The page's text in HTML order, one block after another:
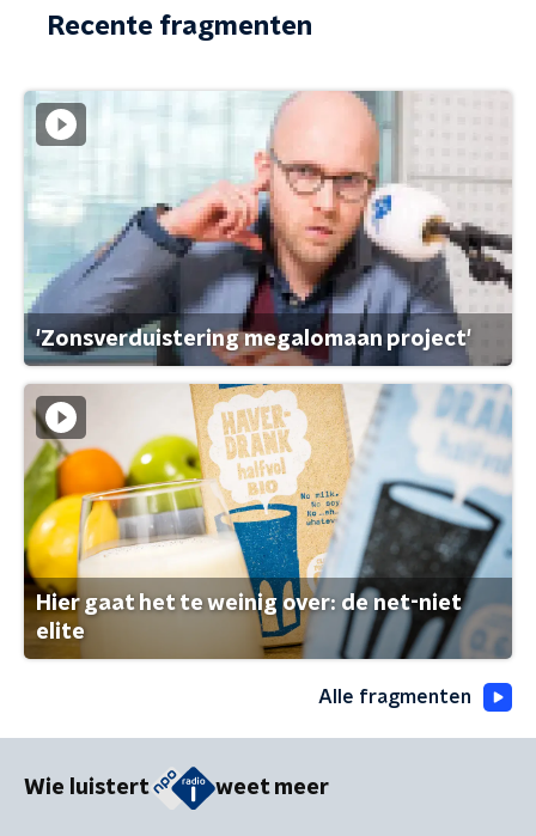
Recente fragmenten
'Zonsverduistering megalomaan project'
Hier gaat het te weinig over: de net-niet
elite
Alle fragmenten
Wie luistert weet meer